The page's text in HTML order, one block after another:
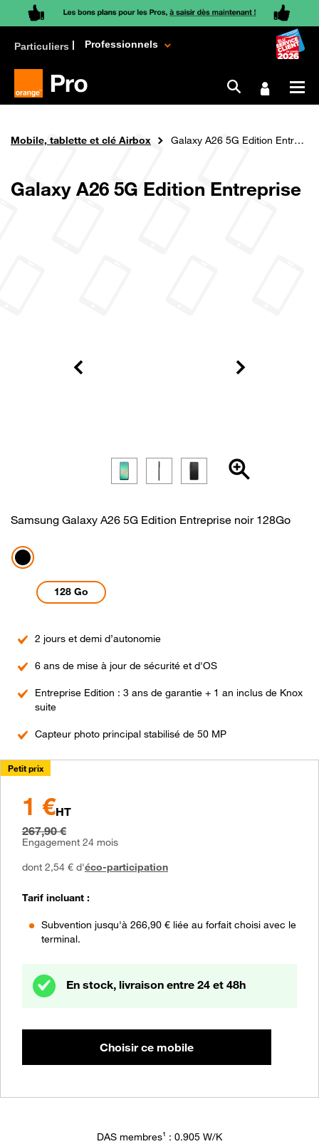
Particuliers Professionnels
contenu
d'Ariane
Orange Pro
Mobile & Tablette
Mobile, tablette et clé Airbox Galaxy A26 5G Edition Entreprise
Galaxy A26 5G Edition Entreprise
Samsung Galaxy A26 5G Edition Entreprise noir 128Go
Noir
128 Go
Point
fort
2 jours et demi d’autonomie
Point
fort
6 ans de mise à jour de sécurité et d'OS
Point
fort
Entreprise Edition : 3 ans de garantie + 1 an inclus de Knox
suite
Point
fort
Capteur photo principal stabilisé de 50 MP
Petit prix
à partir de
1 €
au lieu de
267,90 €
1 €HT
267,90 €
Engagement 24 mois
dont 2,54 € d'éco-participation
Tarif incluant :
Subvention jusqu'à 266,90 € liée au forfait choisi avec le
terminal.
En stock, livraison entre 24 et 48h
Choisir ce mobile
DAS membres¹ : 0.905 W/K